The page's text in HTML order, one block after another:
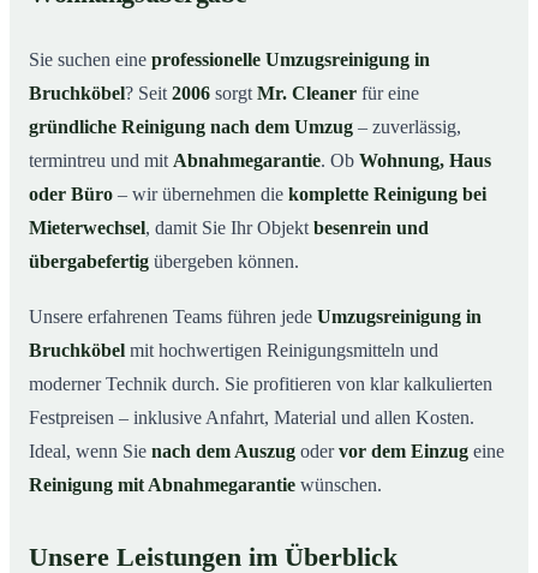
04So funktioniert’s
Typische Anlässe für eine Umzugsreinigung
07 Jetzt Angebot anfordern
08So läuft eine Umzugsreinigung in Bruchköbel
Sie suchen eine professionelle Umzugsreinigung in
Bruchköbel? Seit 2006 sorgt Mr. Cleaner für eine
gründliche Reinigung nach dem Umzug – zuverlässig,
termintreu und mit Abnahmegarantie. Ob Wohnung, Haus
oder Büro – wir übernehmen die komplette Reinigung bei
Mieterwechsel, damit Sie Ihr Objekt besenrein und
übergabefertig übergeben können.
Unsere erfahrenen Teams führen jede Umzugsreinigung in
Bruchköbel mit hochwertigen Reinigungsmitteln und
moderner Technik durch. Sie profitieren von klar kalkulierten
Festpreisen – inklusive Anfahrt, Material und allen Kosten.
Ideal, wenn Sie nach dem Auszug odervor dem Einzug eine
Reinigung mit Abnahmegarantie wünschen.
Unsere Leistungen im Überblick